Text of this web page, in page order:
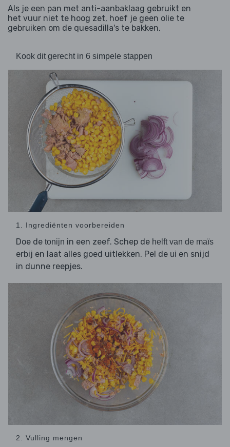
Als je een pan met anti-aanbaklaag gebruikt en
het vuur niet te hoog zet, hoef je geen olie te
gebruiken om de quesadilla's te bakken.
Kook dit gerecht in 6 simpele stappen
1. Ingrediënten voorbereiden
Doe de tonijn in een zeef. Schep de helft van de maïs
erbij en laat alles goed uitlekken. Pel de ui en snijd
in dunne reepjes.
2. Vulling mengen